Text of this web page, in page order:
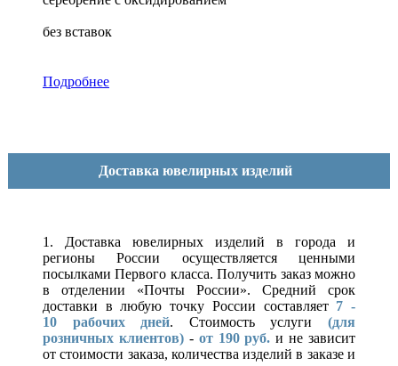
без вставок
Подробнее
Доставка ювелирных изделий
1. Доставка ювелирных изделий в города и
регионы России осуществляется ценными
посылками Первого класса. Получить заказ можно
в отделении «Почты России». Средний срок
доставки в любую точку России составляет 7 -
10 рабочих дней. Стоимость услуги(для
розничных клиентов)- от 190 руб. и не зависит
от стоимости заказа, количества изделий в заказе и